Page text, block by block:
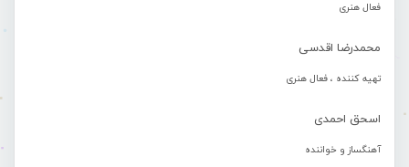
فعال هنری
محمدرضا اقدسی
تهیه کننده ، فعال هنری
اسحق احمدی
آهنگساز و خواننده